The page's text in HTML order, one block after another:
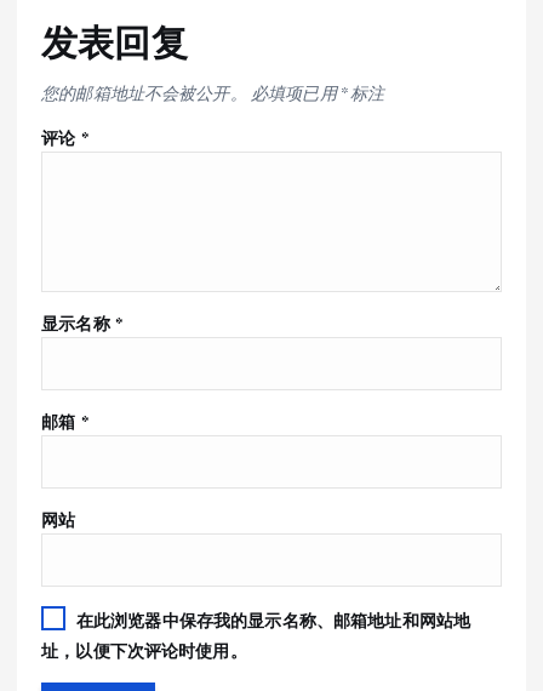
发表回复
您的邮箱地址不会被公开。 必填项已用*标注
评论 *
显示名称 *
邮箱 *
网站
在此浏览器中保存我的显示名称、邮箱地址和网站地
址，以便下次评论时使用。